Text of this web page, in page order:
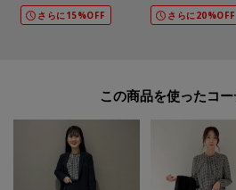
【生地詳細】
洗濯方法：洗濯機洗い可
さらに15%OFF
さらに20%OFF
この商品を使った